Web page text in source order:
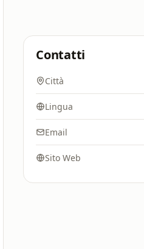
Contatti
Città
Lingua
Email
Sito Web